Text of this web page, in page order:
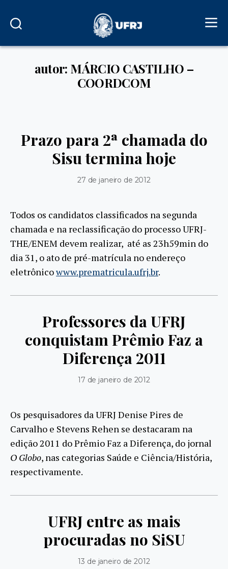
autor: MÁRCIO CASTILHO –
COORDCOM
Prazo para 2ª chamada do
Sisu termina hoje
27 de janeiro de 2012
Todos os candidatos classificados na segunda
chamada e na reclassificação do processo UFRJ-
THE/ENEM devem realizar, até as 23h59min do
dia 31, o ato de pré-matrícula no endereço
eletrônicowww.prematricula.ufrj.br.
Professores da UFRJ
conquistam Prêmio Faz a
Diferença 2011
17 de janeiro de 2012
Os pesquisadores da UFRJ Denise Pires de
Carvalho e Stevens Rehen se destacaram na
edição 2011 do Prêmio Faz a Diferença, do jornal
O Globo, nas categorias Saúde e Ciência/História,
respectivamente.
UFRJ entre as mais
procuradas no SiSU
13 de janeiro de 2012